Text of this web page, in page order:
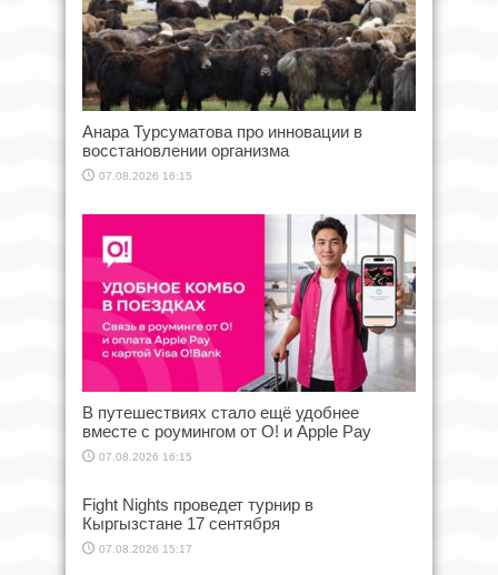
Анара Турсуматова про инновации в
восстановлении организма
07.08.2026 16:15
В путешествиях стало ещё удобнее
вместе с роумингом от О! и Apple Pay
07.08.2026 16:15
Fight Nights проведет турнир в
Кыргызстане 17 сентября
07.08.2026 15:17